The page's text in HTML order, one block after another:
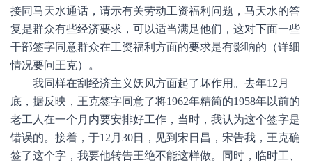
接同马天水通话，请示有关劳动工资福利问题，马天水的答
复是群众有些经济要求，可以适当满足他们，这对下面一些
干部签字同意群众在工资福利方面的要求是有影响的（详细
情况要问王克）。
我同样在刮经济主义妖风方面起了坏作用。去年12月
底，据反映，王克签字同意了将1962年精简的1958年以前的
老工人在一个月内要安排好工作，当时，我认为这个签字是
错误的。接着，于12月30日，见到宋日昌，宋告我，王克确
签了这个字，我要他转告王绝不能这样做。同时，临时工、